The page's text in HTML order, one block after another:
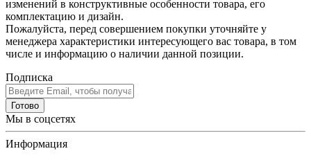
изменений в конструктивные особенности товара, его
комплектацию и дизайн.
Пожалуйста, перед совершением покупки уточняйте у
менеджера характеристики интересующего вас товара, в том
числе и информацию о наличии данной позиции.
Подписка
Готово
Мы в соцсетях
Информация